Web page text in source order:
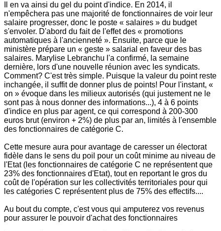
Il en va ainsi du gel du point d'indice. En 2014, il
n'empêchera pas une majorité de fonctionnaires de voir leur
salaire progresser, donc le poste « salaires » du budget
s'envoler. D'abord du fait de l'effet des « promotions
automatiques à l'ancienneté ». Ensuite, parce que le
ministère prépare un « geste » salarial en faveur des bas
salaires. Marylise Lebranchu l'a confirmé, la semaine
dernière, lors d'une nouvelle réunion avec les syndicats.
Comment? C'est très simple. Puisque la valeur du point reste
inchangée, il suffit de donner plus de points! Pour l'instant, «
on » évoque dans les milieux autorisés (qui justement ne le
sont pas à nous donner des informations...), 4 à 6 points
d'indice en plus par agent, ce qui correspond à 200-300
euros brut (environ + 2%) de plus par an, limités à l'ensemble
des fonctionnaires de catégorie C.
Cette mesure aura pour avantage de caresser un électorat
fidèle dans le sens du poil pour un coût minime au niveau de
l'Etat (les fonctionnaires de catégorie C ne représentent que
23% des fonctionnaires d'Etat), tout en reportant le gros du
coût de l'opération sur les collectivités territoriales pour qui
les catégories C représentent plus de 75% des effectifs....
Au bout du compte, c'est vous qui amputerez vos revenus
pour assurer le pouvoir d'achat des fonctionnaires